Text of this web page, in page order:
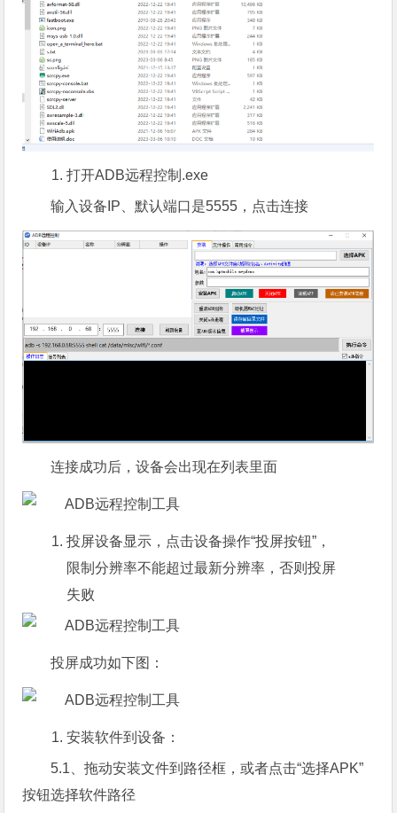
打开ADB远程控制.exe
输入设备IP、默认端口是5555，点击连接
连接成功后，设备会出现在列表里面
投屏设备显示，点击设备操作“投屏按钮”，
限制分辨率不能超过最新分辨率，否则投屏
失败
投屏成功如下图：
安装软件到设备：
5.1、拖动安装文件到路径框，或者点击“选择APK”
按钮选择软件路径